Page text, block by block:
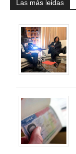
Las más leidas